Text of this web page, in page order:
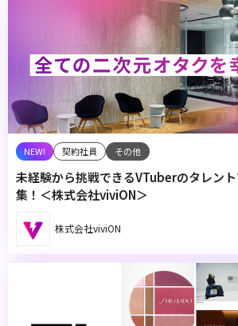
契約社員 その他
未経験から挑戦できるVTuberのタレン
集！＜株式会社viviON＞
株式会社viviON